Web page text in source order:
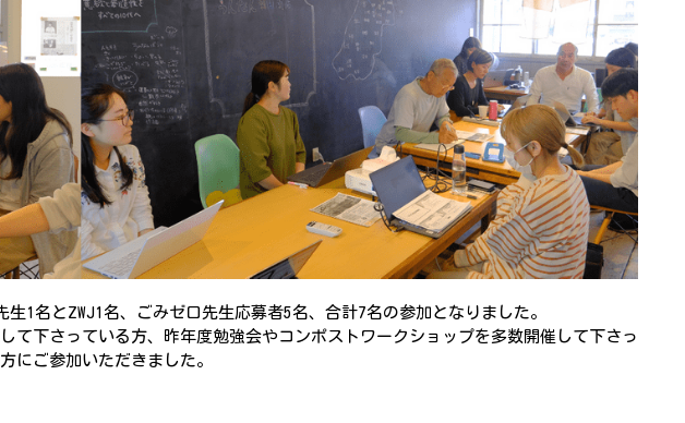
1名とZWJ1名、ごみゼロ先生応募者5名、合計7名の参加となりました。
て下さっている方、昨年度勉強会やコンポストワークショップを多数開催して下さっ
にご参加いただきました。